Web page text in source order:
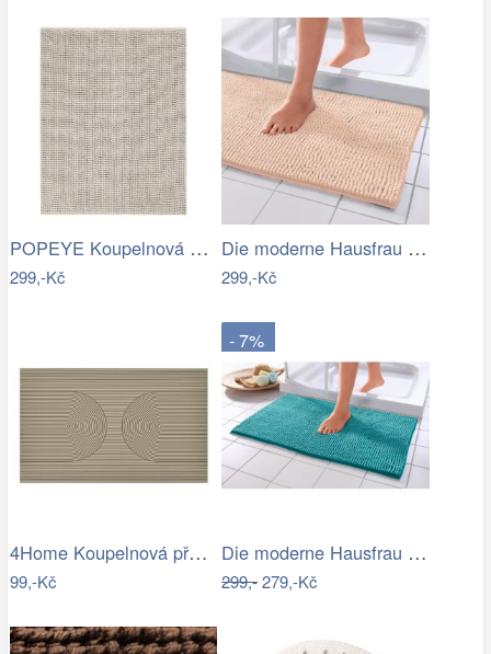
POPEYE Koupelnová předložka 80 x 60 cm …
299,-Kč
Die moderne Hausfrau Koupelnová…
299,-Kč
4Home Koupelnová předložka Infinity, 50…
99,-Kč
- 7%
Die moderne Hausfrau Koupelnová…
299,-279,-Kč